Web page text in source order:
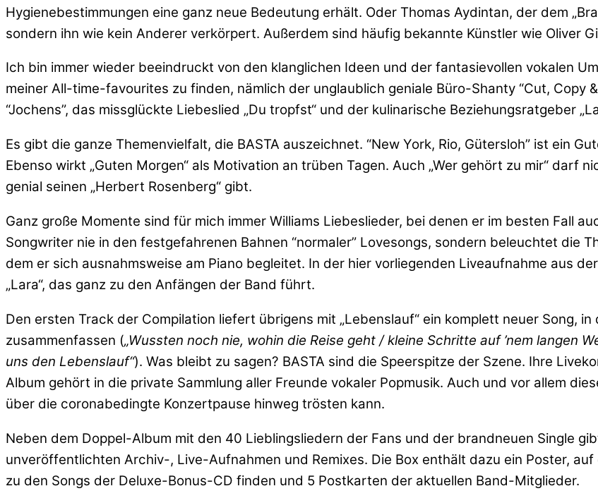
Hygienebestimmungen eine ganz neue Bedeutung erhält. Oder Thomas Aydintan, der dem
sondern ihn wie kein Anderer verkörpert. Außerdem sind häufig bekannte Künstler wie Oliver
Ich bin immer wieder beeindruckt von den klanglichen Ideen und der fantasievollen vokalen
meiner All-time-favourites zu finden, nämlich der unglaublich geniale Büro-Shanty “Cut, Copy
“Jochens”, das missglückte Liebeslied „Du tropfst“ und der kulinarische Beziehungsratgeber
Es gibt die ganze Themenvielfalt, die BASTA auszeichnet. “New York, Rio, Gütersloh” ist ein
Ebenso wirkt „Guten Morgen“ als Motivation an trüben Tagen. Auch „Wer gehört zu mir“ darf
genial seinen „Herbert Rosenberg“ gibt.
Ganz große Momente sind für mich immer Williams Liebeslieder, bei denen er im besten Fall
Songwriter nie in den festgefahrenen Bahnen “normaler” Lovesongs, sondern beleuchtet die
dem er sich ausnahmsweise am Piano begleitet. In der hier vorliegenden Liveaufnahme aus
„Lara“, das ganz zu den Anfängen der Band führt.
Den ersten Track der Compilation liefert übrigens mit „Lebenslauf“ ein komplett neuer Song, in
zusammenfassen („Wussten noch nie, wohin die Reise geht / kleine Schritte auf ’nem langen
uns den Lebenslauf“). Was bleibt zu sagen? BASTA sind die Speerspitze der Szene. Ihre
Album gehört in die private Sammlung aller Freunde vokaler Popmusik. Auch und vor allem
über die coronabedingte Konzertpause hinweg trösten kann.
Neben dem Doppel-Album mit den 40 Lieblingsliedern der Fans und der brandneuen Single
unveröffentlichten Archiv-, Live-Aufnahmen und Remixes. Die Box enthält dazu ein Poster,
zu den Songs der Deluxe-Bonus-CD finden und 5 Postkarten der aktuellen Band-Mitglieder.